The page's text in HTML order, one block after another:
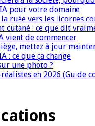
pour votre domaine
ruée vers les licornes
cutané : ce que dit
vient de commencer
mettez à jour
: ce que ça change
une photo ?
en 2026 (Guide